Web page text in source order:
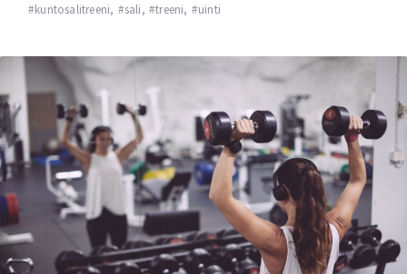
kuntosalitreeni, sali, treeni, uinti